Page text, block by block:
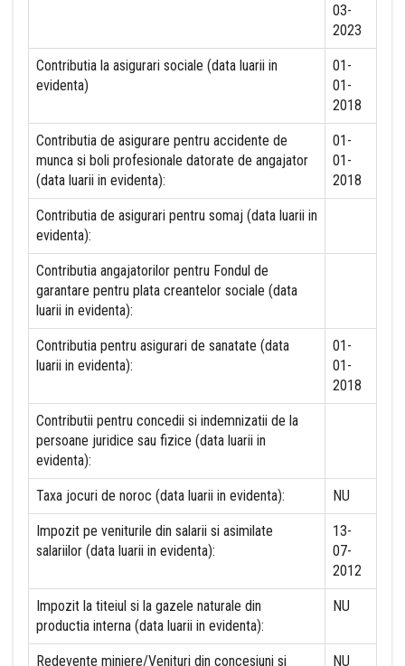
03-
2023
Contributia la asigurari sociale (data luarii in
evidenta)
01-
01-
2018
Contributia de asigurare pentru accidente de
munca si boli profesionale datorate de angajator
(data luarii in evidenta):
01-
01-
2018
Contributia de asigurari pentru somaj (data luarii in
evidenta):
Contributia angajatorilor pentru Fondul de
garantare pentru plata creantelor sociale (data
luarii in evidenta):
Contributia pentru asigurari de sanatate (data
luarii in evidenta):
01-
01-
2018
Contributii pentru concedii si indemnizatii de la
persoane juridice sau fizice (data luarii in
evidenta):
Taxa jocuri de noroc (data luarii in evidenta): NU
Impozit pe veniturile din salarii si asimilate
salariilor (data luarii in evidenta):
13-
07-
2012
Impozit la titeiul si la gazele naturale din
productia interna (data luarii in evidenta):
NU
Redevente miniere/Venituri din concesiuni si NU